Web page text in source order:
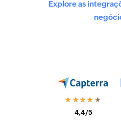
Explore as
★★★★★
4,4/5